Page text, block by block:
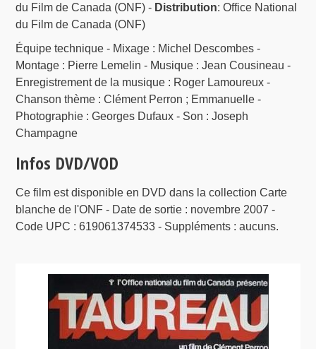
du Film de Canada (ONF) - Distribution: Office National
du Film de Canada (ONF)
Équipe technique - Mixage : Michel Descombes -
Montage : Pierre Lemelin - Musique : Jean Cousineau -
Enregistrement de la musique : Roger Lamoureux -
Chanson thème : Clément Perron ; Emmanuelle -
Photographie : Georges Dufaux - Son : Joseph
Champagne
Infos DVD/VOD
Ce film est disponible en DVD dans la collection Carte
blanche de l'ONF - Date de sortie : novembre 2007 -
Code UPC : 619061374533 - Suppléments : aucuns.